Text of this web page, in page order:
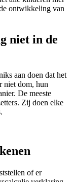
ontwikkeling van
niet in de
aan doen dat het
niet dom, hun
De meeste
Zij doen elke
of er